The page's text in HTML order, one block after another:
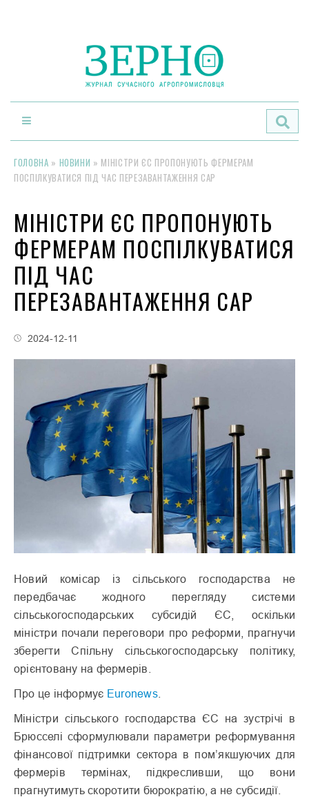
ГОЛОВНА » НОВИНИ » МІНІСТРИ ЄС ПРОПОНУЮТЬ ФЕРМЕРАМ
ПОСПІЛКУВАТИСЯ ПІД ЧАС ПЕРЕЗАВАНТАЖЕННЯ CAP
МІНІСТРИ ЄС ПРОПОНУЮТЬ
ФЕРМЕРАМ ПОСПІЛКУВАТИСЯ
ПІД ЧАС
ПЕРЕЗАВАНТАЖЕННЯ CAP
2024-12-11
Новий комісар із сільського господарства не
передбачає жодного перегляду системи
сільськогосподарських субсидій ЄС, оскільки
міністри почали переговори про реформи, прагнучи
зберегти Спільну сільськогосподарську політику,
орієнтовану на фермерів.
Про це інформує Euronews.
Міністри сільського господарства ЄС на зустрічі в
Брюсселі сформулювали параметри реформування
фінансової підтримки сектора в пом’якшуючих для
фермерів термінах, підкресливши, що вони
прагнутимуть скоротити бюрократію, а не субсидії.